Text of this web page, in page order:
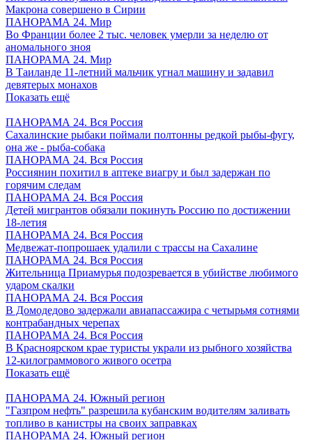
Макрона совершено в Сирии
ПАНОРАМА 24. Мир
Во Франции более 2 тыс. человек умерли за неделю от
аномального зноя
ПАНОРАМА 24. Мир
В Таиланде 11-летний мальчик угнал машину и задавил
девятерых монахов
Показать ещё
ПАНОРАМА 24. Вся Россия
Сахалинские рыбаки поймали полтонны редкой рыбы-фугу,
она же - рыба-собака
ПАНОРАМА 24. Вся Россия
Россиянин похитил в аптеке виагру и был задержан по
горячим следам
ПАНОРАМА 24. Вся Россия
Детей мигрантов обязали покинуть Россию по достижении
18-летия
ПАНОРАМА 24. Вся Россия
Медвежат-попрошаек удалили с трассы на Сахалине
ПАНОРАМА 24. Вся Россия
Жительница Приамурья подозревается в убийстве любимого
ударом скалки
ПАНОРАМА 24. Вся Россия
В Домодедово задержали авиапассажира с четырьмя сотнями
контрабандных черепах
ПАНОРАМА 24. Вся Россия
В Красноярском крае туристы украли из рыбного хозяйства
12-килограммового живого осетра
Показать ещё
ПАНОРАМА 24. Южный регион
"Газпром нефть" разрешила кубанским водителям заливать
топливо в канистры на своих заправках
ПАНОРАМА 24. Южный регион